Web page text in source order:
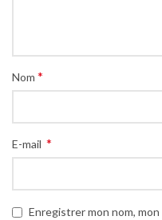
Nom *
E-mail *
Enregistrer mon nom,